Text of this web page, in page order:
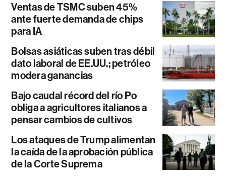
Ventas de TSMC suben 45%
ante fuerte demanda de chips
para IA
Bolsas asiáticas suben tras débil
dato laboral de EE.UU.; petróleo
modera ganancias
Bajo caudal récord del río Po
obliga a agricultores italianos a
pensar cambios de cultivos
Los ataques de Trump alimentan
la caída de la aprobación pública
de la Corte Suprema